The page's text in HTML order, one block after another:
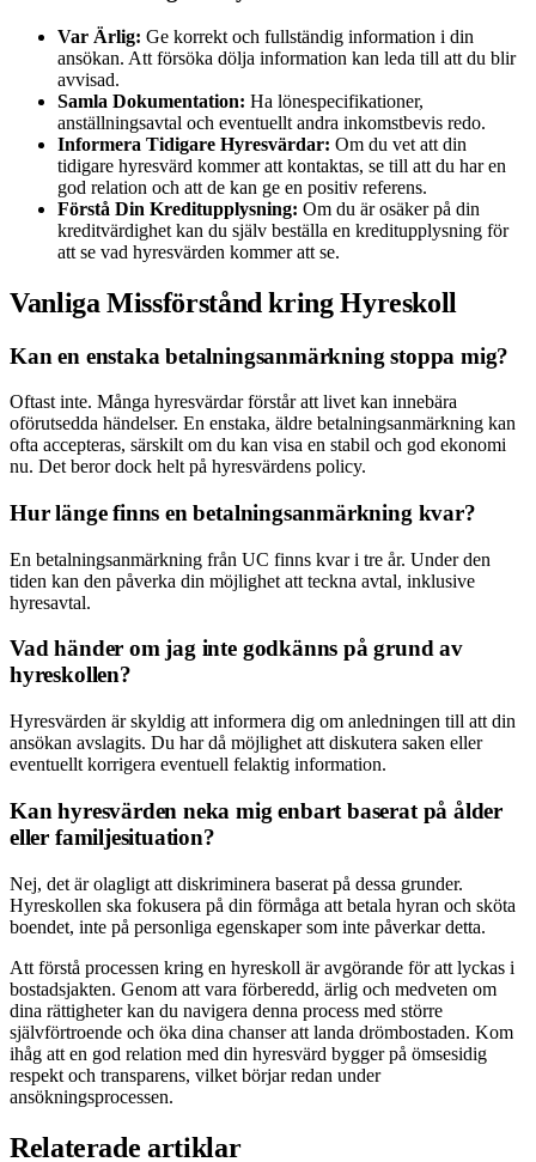
Var Ärlig: Ge korrekt och fullständig information i din
ansökan. Att försöka dölja information kan leda till att du blir
avvisad.
Samla Dokumentation: Ha lönespecifikationer,
anställningsavtal och eventuellt andra inkomstbevis redo.
Informera Tidigare Hyresvärdar: Om du vet att din
tidigare hyresvärd kommer att kontaktas, se till att du har en
god relation och att de kan ge en positiv referens.
Förstå Din Kreditupplysning: Om du är osäker på din
kreditvärdighet kan du själv beställa en kreditupplysning för
att se vad hyresvärden kommer att se.
Vanliga Missförstånd kring Hyreskoll
Kan en enstaka betalningsanmärkning stoppa mig?
Oftast inte. Många hyresvärdar förstår att livet kan innebära
oförutsedda händelser. En enstaka, äldre betalningsanmärkning kan
ofta accepteras, särskilt om du kan visa en stabil och god ekonomi
nu. Det beror dock helt på hyresvärdens policy.
Hur länge finns en betalningsanmärkning kvar?
En betalningsanmärkning från UC finns kvar i tre år. Under den
tiden kan den påverka din möjlighet att teckna avtal, inklusive
hyresavtal.
Vad händer om jag inte godkänns på grund av
hyreskollen?
Hyresvärden är skyldig att informera dig om anledningen till att din
ansökan avslagits. Du har då möjlighet att diskutera saken eller
eventuellt korrigera eventuell felaktig information.
Kan hyresvärden neka mig enbart baserat på ålder
eller familjesituation?
Nej, det är olagligt att diskriminera baserat på dessa grunder.
Hyreskollen ska fokusera på din förmåga att betala hyran och sköta
boendet, inte på personliga egenskaper som inte påverkar detta.
Att förstå processen kring en hyreskoll är avgörande för att lyckas i
bostadsjakten. Genom att vara förberedd, ärlig och medveten om
dina rättigheter kan du navigera denna process med större
självförtroende och öka dina chanser att landa drömbostaden. Kom
ihåg att en god relation med din hyresvärd bygger på ömsesidig
respekt och transparens, vilket börjar redan under
ansökningsprocessen.
Relaterade artiklar